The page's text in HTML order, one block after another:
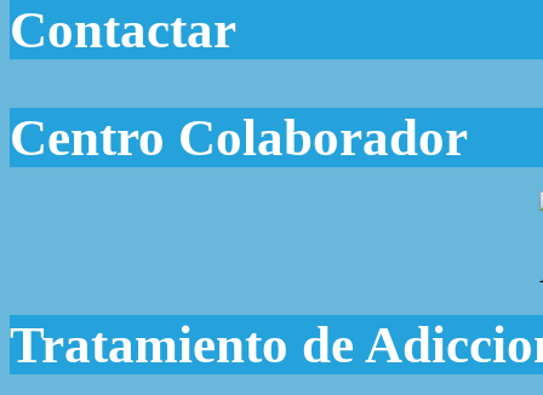
Contactar
Centro Colaborador
Tratamiento de